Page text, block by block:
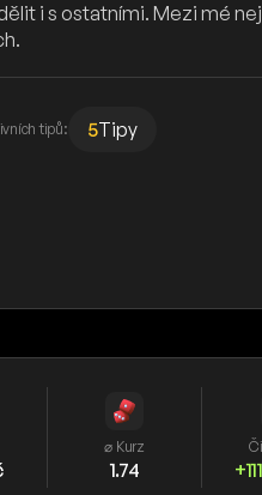
i s ostatními. Mezi mé
tipů: 5Tipy
⌀ Kurz
1.74